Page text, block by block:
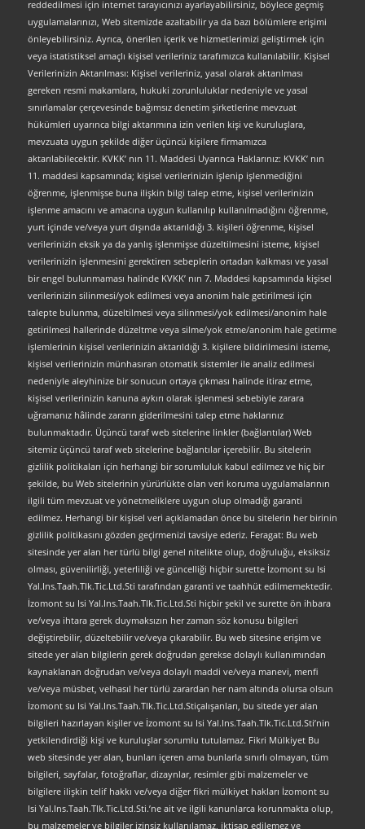
reddedilmesi için internet tarayıcınızı ayarlayabilirsiniz, böylece geçmiş
uygulamalarınızı, Web sitemizde azaltabilir ya da bazı bölümlere erişimi
önleyebilirsiniz. Ayrıca, önerilen içerik ve hizmetlerimizi geliştirmek için
veya istatistiksel amaçlı kişisel verileriniz tarafımızca kullanılabilir. Kişisel
Verilerinizin Aktarılması: Kişisel verileriniz, yasal olarak aktarılması
gereken resmi makamlara, hukuki zorunluluklar nedeniyle ve yasal
sınırlamalar çerçevesinde bağımsız denetim şirketlerine mevzuat
hükümleri uyarınca bilgi aktarımına izin verilen kişi ve kuruluşlara,
mevzuata uygun şekilde diğer üçüncü kişilere firmamızca
aktarılabilecektir. KVKK’ nın 11. Maddesi Uyarınca Haklarınız: KVKK’ nın
11. maddesi kapsamında; kişisel verilerinizin işlenip işlenmediğini
öğrenme, işlenmişse buna ilişkin bilgi talep etme, kişisel verilerinizin
işlenme amacını ve amacına uygun kullanılıp kullanılmadığını öğrenme,
yurt içinde ve/veya yurt dışında aktarıldığı 3. kişileri öğrenme, kişisel
verilerinizin eksik ya da yanlış işlenmişse düzeltilmesini isteme, kişisel
verilerinizin işlenmesini gerektiren sebeplerin ortadan kalkması ve yasal
bir engel bulunmaması halinde KVKK’ nın 7. Maddesi kapsamında kişisel
verilerinizin silinmesi/yok edilmesi veya anonim hale getirilmesi için
talepte bulunma, düzeltilmesi veya silinmesi/yok edilmesi/anonim hale
getirilmesi hallerinde düzeltme veya silme/yok etme/anonim hale getirme
işlemlerinin kişisel verilerinizin aktarıldığı 3. kişilere bildirilmesini isteme,
kişisel verilerinizin münhasıran otomatik sistemler ile analiz edilmesi
nedeniyle aleyhinize bir sonucun ortaya çıkması halinde itiraz etme,
kişisel verilerinizin kanuna aykırı olarak işlenmesi sebebiyle zarara
uğramanız hâlinde zararın giderilmesini talep etme haklarınız
bulunmaktadır. Üçüncü taraf web sitelerine linkler (bağlantılar) Web
sitemiz üçüncü taraf web sitelerine bağlantılar içerebilir. Bu sitelerin
gizlilik politikaları için herhangi bir sorumluluk kabul edilmez ve hiç bir
şekilde, bu Web sitelerinin yürürlükte olan veri koruma uygulamalarının
ilgili tüm mevzuat ve yönetmeliklere uygun olup olmadığı garanti
edilmez. Herhangi bir kişisel veri açıklamadan önce bu sitelerin her birinin
gizlilik politikasını gözden geçirmenizi tavsiye ederiz. Feragat: Bu web
sitesinde yer alan her türlü bilgi genel nitelikte olup, doğruluğu, eksiksiz
olması, güvenilirliği, yeterliliği ve güncelliği hiçbir surette İzomont su Isi
Yal.Ins.Taah.Tlk.Tic.Ltd.Sti tarafından garanti ve taahhüt edilmemektedir.
İzomont su Isi Yal.Ins.Taah.Tlk.Tic.Ltd.Sti hiçbir şekil ve surette ön ihbara
ve/veya ihtara gerek duymaksızın her zaman söz konusu bilgileri
değiştirebilir, düzeltebilir ve/veya çıkarabilir. Bu web sitesine erişim ve
sitede yer alan bilgilerin gerek doğrudan gerekse dolaylı kullanımından
kaynaklanan doğrudan ve/veya dolaylı maddi ve/veya manevi, menfi
ve/veya müsbet, velhasıl her türlü zarardan her nam altında olursa olsun
İzomont su Isi Yal.Ins.Taah.Tlk.Tic.Ltd.Stiçalışanları, bu sitede yer alan
bilgileri hazırlayan kişiler ve İzomont su Isi Yal.Ins.Taah.Tlk.Tic.Ltd.Sti’nin
yetkilendirdiği kişi ve kuruluşlar sorumlu tutulamaz. Fikri Mülkiyet Bu
web sitesinde yer alan, bunları içeren ama bunlarla sınırlı olmayan, tüm
bilgileri, sayfalar, fotoğraflar, dizaynlar, resimler gibi malzemeler ve
bilgilere ilişkin telif hakkı ve/veya diğer fikri mülkiyet hakları İzomont su
Isi Yal.Ins.Taah.Tlk.Tic.Ltd.Sti.’ne ait ve ilgili kanunlarca korunmakta olup,
bu malzemeler ve bilgiler izinsiz kullanılamaz, iktisap edilemez ve